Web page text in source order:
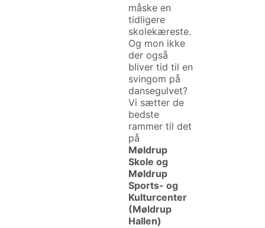
måske en
tidligere
skolekæreste.
Og mon ikke
der også
bliver tid til en
svingom på
dansegulvet?
Vi sætter de
bedste
rammer til det
på
Møldrup
Skole og
Møldrup
Sports- og
Kulturcenter
(Møldrup
Hallen)